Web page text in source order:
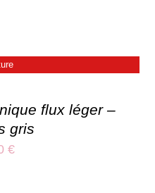
flux léger –
gris
€